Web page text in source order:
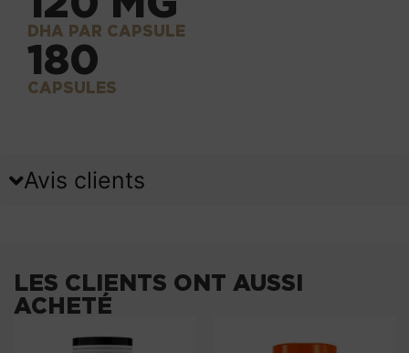
DHA PAR CAPSULE
180
CAPSULES
Avis clients
LES CLIENTS ONT AUSSI
ACHETÉ